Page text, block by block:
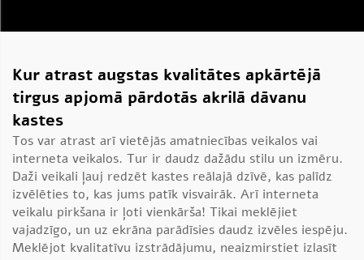
Kur atrast augstas kvalitātes apkārtējā
tirgus apjomā pārdotās akrilā dāvanu
kastes
Tos var atrast arī vietējās amatniecības veikalos vai
interneta veikalos. Tur ir daudz dažādu stilu un izmēru.
Daži veikali ļauj redzēt kastes reālajā dzīvē, kas palīdz
izvēlēties to, kas jums patīk visvairāk. Arī interneta
veikalu pirkšana ir ļoti vienkārša! Tikai meklējiet
vajadzīgo, un uz ekrāna parādīsies daudz izvēles iespēju.
Meklējot kvalitatīvu izstrādājumu, neaizmirstiet izlasīt